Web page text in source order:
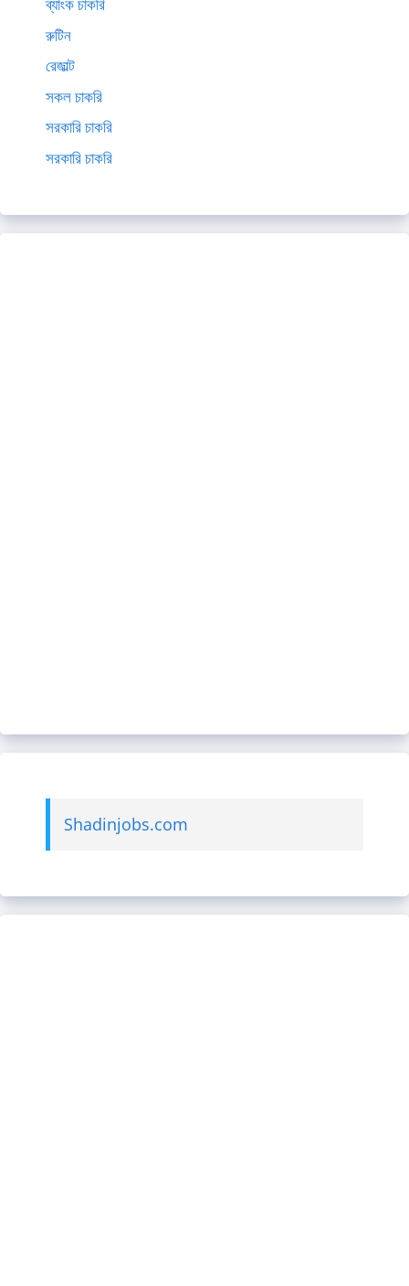
ব্যাংক চাকরি
রুটিন
রেজাল্ট
সকল চাকরি
সরকারি চাকরি
সরকারি চাকরি
Shadinjobs.com